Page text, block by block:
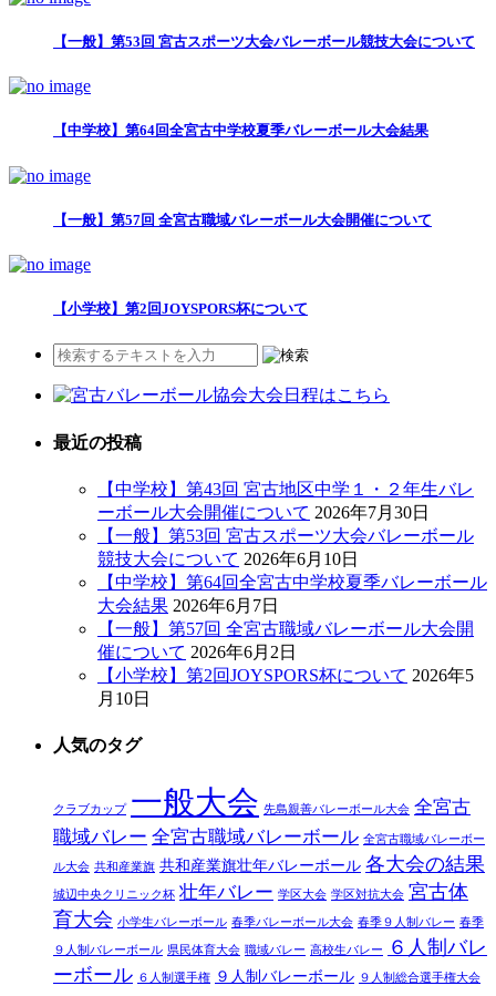
【一般】第53回 宮古スポーツ大会バレーボール競技大会について
【中学校】第64回全宮古中学校夏季バレーボール大会結果
【一般】第57回 全宮古職域バレーボール大会開催について
【小学校】第2回JOYSPORS杯について
最近の投稿
【中学校】第43回 宮古地区中学１・２年生バレ
ーボール大会開催について 2026年7月30日
【一般】第53回 宮古スポーツ大会バレーボール
競技大会について 2026年6月10日
【中学校】第64回全宮古中学校夏季バレーボール
大会結果 2026年6月7日
【一般】第57回 全宮古職域バレーボール大会開
催について 2026年6月2日
【小学校】第2回JOYSPORS杯について 2026年5
月10日
人気のタグ
クラブカップ 一般大会 先島親善バレーボール大会 全宮古
職域バレー 全宮古職域バレーボール 全宮古職域バレーボー
ル大会 共和産業旗 共和産業旗壮年バレーボール 各大会の結果
城辺中央クリニック杯 壮年バレー 学区大会 学区対抗大会 宮古体
育大会 小学生バレーボール 春季バレーボール大会 春季９人制バレー 春季
９人制バレーボール 県民体育大会 職域バレー 高校生バレー
６人制バレ
ーボール ６人制選手権 ９人制バレーボール ９人制総合選手権大会